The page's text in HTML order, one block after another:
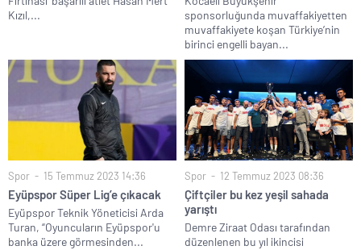
Kızıl,...
sponsorluğunda muvaffakiyetten
muvaffakiyete koşan Türkiye’nin
birinci engelli bayan...
Spor 15 Temmuz 2023 14:36
Eyüpspor Süper Lig’e çıkacak
Eyüpspor Teknik Yöneticisi Arda
Turan, “Oyuncuların Eyüpspor'u
banka üzere görmesinden...
Spor 12 Temmuz 2023 08:36
Çiftçiler bu kez yeşil sahada
yarıştı
Demre Ziraat Odası tarafından
düzenlenen bu yıl ikincisi